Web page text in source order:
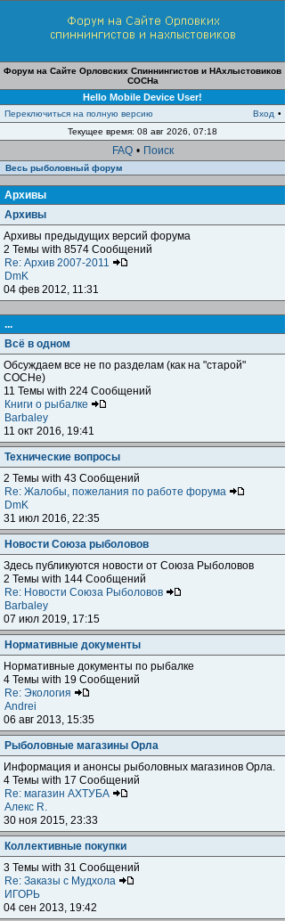
Форум на Сайте Орловских Спиннингистов и НАхлыстовиков
СОСНа
Hello Mobile Device User!
Переключиться на полную версию Вход •
Текущее время: 08 авг 2026, 07:18
FAQ • Поиск
Весь рыболовный форум
Архивы
Архивы
Архивы предыдущих версий форума
2 Темы with 8574 Сообщений
Re: Архив 2007-2011
DmK
04 фев 2012, 11:31
...
Всё в одном
Обсуждаем все не по разделам (как на "старой"
СОСНе)
11 Темы with 224 Сообщений
Книги о рыбалке
Barbaley
11 окт 2016, 19:41
Технические вопросы
2 Темы with 43 Сообщений
Re: Жалобы, пожелания по работе форума
DmK
31 июл 2016, 22:35
Новости Союза рыболовов
Здесь публикуются новости от Союза Рыболовов
2 Темы with 144 Сообщений
Re: Новости Союза Рыболовов
Barbaley
07 июл 2019, 17:15
Нормативные документы
Нормативные документы по рыбалке
4 Темы with 19 Сообщений
Re: Экология
Andrei
06 авг 2013, 15:35
Рыболовные магазины Орла
Информация и анонсы рыболовных магазинов Орла.
4 Темы with 17 Сообщений
Re: магазин АХТУБА
Алекс R.
30 ноя 2015, 23:33
Коллективные покупки
3 Темы with 31 Сообщений
Re: Заказы с Мудхола
ИГОРЬ
04 сен 2013, 19:42